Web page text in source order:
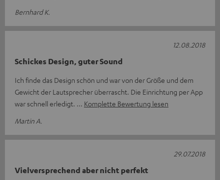
Bernhard K.
Schickes Design, guter Sound
Ich finde das Design schön und war von der Größe und dem
Gewicht der Lautsprecher überrascht. Die Einrichtung per App
war schnell erledigt.
Komplette Bewertung lesen
Martin A.
12.08.2018
Vielversprechend aber nicht perfekt
29.07.2018